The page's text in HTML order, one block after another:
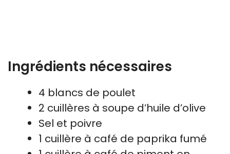
Ingrédients nécessaires
4 blancs de poulet
2 cuillères à soupe d’huile d’olive
Sel et poivre
1 cuillère à café de paprika fumé